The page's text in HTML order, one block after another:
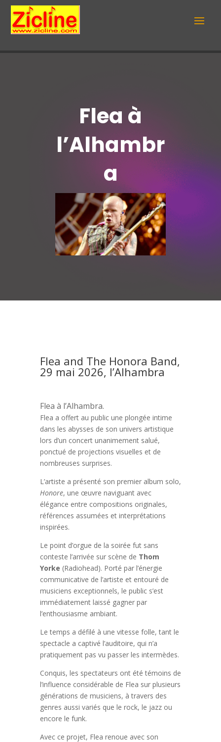
Flea à
l’Alhambr
a
Flea and The Honora Band,
29 mai 2026, l’Alhambra
Flea à l’Alhambra.
Flea a offert au public une plongée intime
dans les abysses de son univers artistique
lors d’un concert unanimement salué,
ponctué de projections visuelles et de
nombreuses surprises.
L’artiste a présenté son premier album solo,
Honore, une œuvre naviguant avec
élégance entre compositions originales,
références assumées et interprétations
inspirées.
Le point d’orgue de la soirée fut sans
conteste l’arrivée sur scène de Thom
Yorke (Radiohead). Porté par l’énergie
communicative de l’artiste et entouré de
musiciens exceptionnels, le public s’est
immédiatement laissé gagner par
l’enthousiasme ambiant.
Le temps a défilé à une vitesse folle, tant le
spectacle a captivé l’auditoire, qui n’a
pratiquement pas vu passer les intermèdes.
Conquis, les spectateurs ont été témoins de
l’influence considérable de Flea sur plusieurs
générations de musiciens, à travers des
genres aussi variés que le rock, le jazz ou
encore le funk.
Avec ce projet, Flea renoue avec son